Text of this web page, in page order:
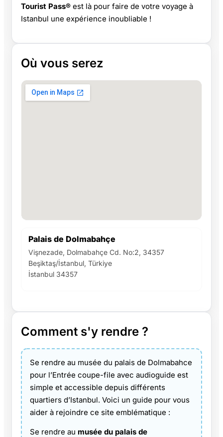
Tourist Pass® est là pour faire de votre voyage à
Istanbul une expérience inoubliable !
Où vous serez
Palais de Dolmabahçe
Vişnezade, Dolmabahçe Cd. No:2, 34357
Beşiktaş/İstanbul, Türkiye
İstanbul 34357
Comment s'y rendre ?
Se rendre au musée du palais de Dolmabahce
pour l’Entrée coupe-file avec audioguide est
simple et accessible depuis différents
quartiers d’Istanbul. Voici un guide pour vous
aider à rejoindre ce site emblématique :
Se rendre au musée du palais de